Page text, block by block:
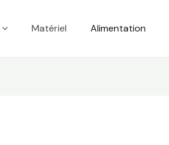
Matériel Alimentation